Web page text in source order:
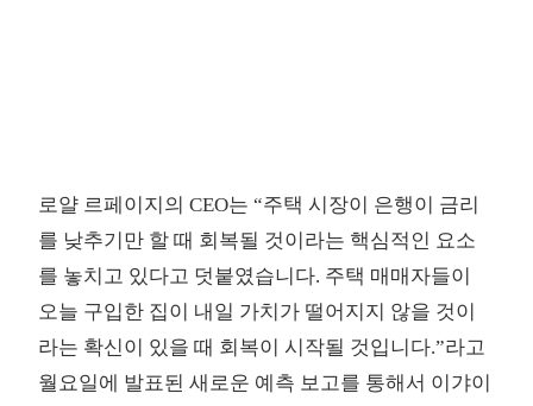
로얄 르페이지의 CEO는 “주택 시장이 은행이 금리
를 낮추기만 할 때 회복될 것이라는 핵심적인 요소
를 놓치고 있다고 덧붙였습니다. 주택 매매자들이
오늘 구입한 집이 내일 가치가 떨어지지 않을 것이
라는 확신이 있을 때 회복이 시작될 것입니다.”라고
월요일에 발표된 새로운 예측 보고를 통해서 이갸이